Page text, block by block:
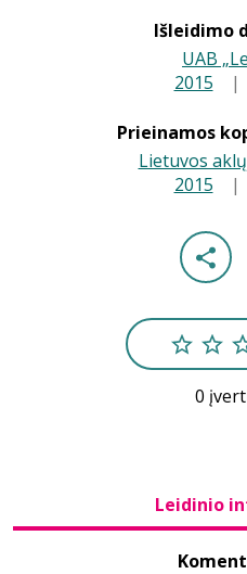
Išleidimo
UAB
2015 |
Prieinamos
Lietuvos
2015 |
0
Leidinio